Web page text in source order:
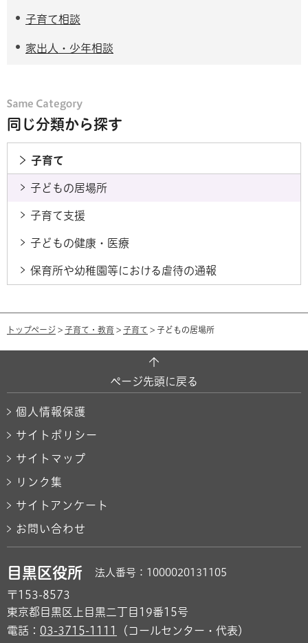
子育て相談
家出人・少年相談
同じ分類から探す
子育て
子どもの居場所
子育て支援
子どもの健康・医療
保育所や幼稚園等における虐待の通報
トップページ > 子育て・教育 > 子育て > 子どもの居場所
ページ先頭に戻る
個人情報保護
サイトポリシー
サイトマップ
リンク集
サイトアンケート
お問い合わせ
目黒区役所 法人番号：1000020131105
〒153-8573
東京都目黒区上目黒二丁目19番15号
電話： 03-3715-1111 （コールセンター・代表）